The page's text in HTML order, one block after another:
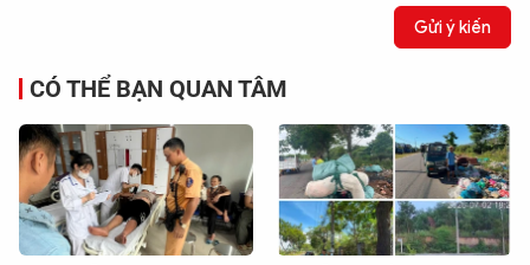
Gửi ý kiến
CÓ THỂ BẠN QUAN TÂM